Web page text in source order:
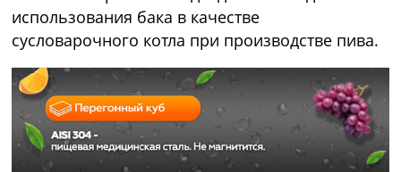
использования бака в качестве
сусловарочного котла при производстве пива.